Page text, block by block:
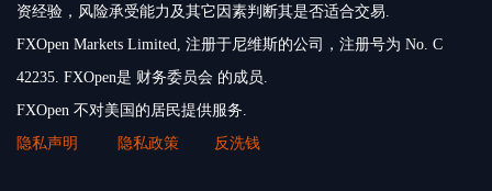
资经验，风险承受能力及其它因素判断其是否适合交易.
FXOpen Markets Limited, 注册于尼维斯的公司，注册号为 No. C
42235. FXOpen是 财务委员会 的成员.
FXOpen 不对美国的居民提供服务.
隐私声明
隐私政策 反洗钱